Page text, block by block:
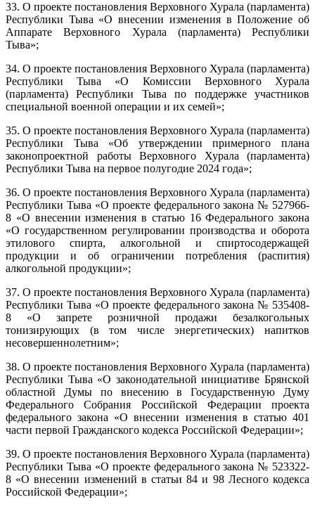
33. О проекте постановления Верховного Хурала (парламента)
Республики Тыва «О внесении изменения в Положение об
Аппарате Верховного Хурала (парламента) Республики
Тыва»;
34. О проекте постановления Верховного Хурала (парламента)
Республики Тыва «О Комиссии Верховного Хурала
(парламента) Республики Тыва по поддержке участников
специальной военной операции и их семей»;
35. О проекте постановления Верховного Хурала (парламента)
Республики Тыва «Об утверждении примерного плана
законопроектной работы Верховного Хурала (парламента)
Республики Тыва на первое полугодие 2024 года»;
36. О проекте постановления Верховного Хурала (парламента)
Республики Тыва «О проекте федерального закона № 527966-
8 «О внесении изменения в статью 16 Федерального закона
«О государственном регулировании производства и оборота
этилового спирта, алкогольной и спиртосодержащей
продукции и об ограничении потребления (распития)
алкогольной продукции»;
37. О проекте постановления Верховного Хурала (парламента)
Республики Тыва «О проекте федерального закона № 535408-
8 «О запрете розничной продажи безалкогольных
тонизирующих (в том числе энергетических) напитков
несовершеннолетним»;
38. О проекте постановления Верховного Хурала (парламента)
Республики Тыва «О законодательной инициативе Брянской
областной Думы по внесению в Государственную Думу
Федерального Собрания Российской Федерации проекта
федерального закона «О внесении изменения в статью 401
части первой Гражданского кодекса Российской Федерации»;
39. О проекте постановления Верховного Хурала (парламента)
Республики Тыва «О проекте федерального закона № 523322-
8 «О внесении изменений в статьи 84 и 98 Лесного кодекса
Российской Федерации»;